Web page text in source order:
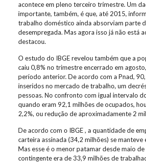
acontece em pleno terceiro trimestre. Um
importante, também, é que, até 2015,
trabalho doméstico ainda absorviam parte
desempregada. Mas agora isso já não está
destacou.
O estudo do IBGE revelou também que a
caiu 0,8% no trimestre encerrado em
período anterior. De acordo com a Pnad,
inseridos no mercado de trabalho, um
pessoas. No confronto com igual intervalo
quando eram 92,1 milhões de ocupados,
2,2%, ou redução de aproximadamente 2
De acordo com o IBGE , a quantidade de
carteira assinada (34,2 milhões) se manteve
Mas esse é o menor patamar desde maio
contingente era de 33,9 milhões de